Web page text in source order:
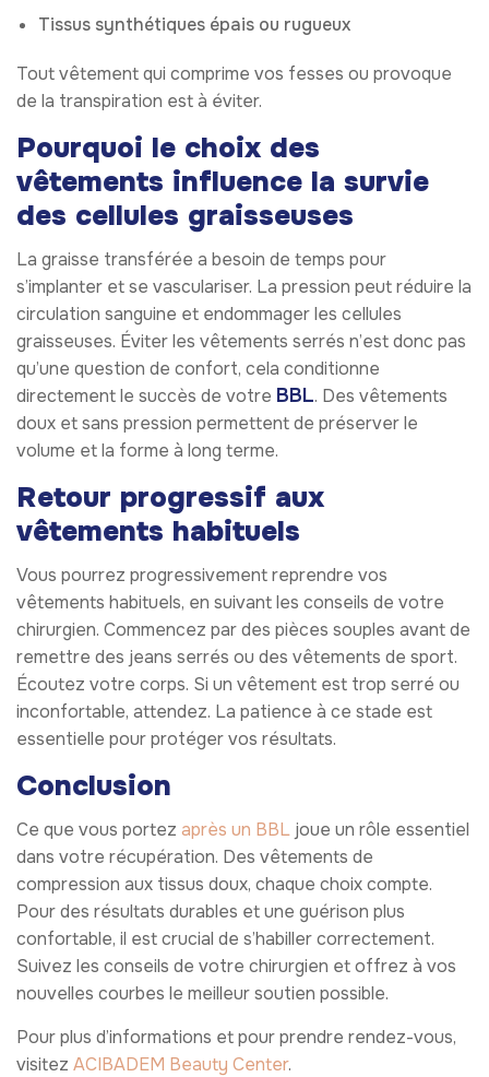
Tissus synthétiques épais ou rugueux
Tout vêtement qui comprime vos fesses ou provoque
de la transpiration est à éviter.
Pourquoi le choix des
vêtements influence la survie
des cellules graisseuses
La graisse transférée a besoin de temps pour
s’implanter et se vasculariser. La pression peut réduire la
circulation sanguine et endommager les cellules
graisseuses. Éviter les vêtements serrés n’est donc pas
qu’une question de confort, cela conditionne
directement le succès de votre BBL. Des vêtements
doux et sans pression permettent de préserver le
volume et la forme à long terme.
Retour progressif aux
vêtements habituels
Vous pourrez progressivement reprendre vos
vêtements habituels, en suivant les conseils de votre
chirurgien. Commencez par des pièces souples avant de
remettre des jeans serrés ou des vêtements de sport.
Écoutez votre corps. Si un vêtement est trop serré ou
inconfortable, attendez. La patience à ce stade est
essentielle pour protéger vos résultats.
Conclusion
Ce que vous portez après un BBL joue un rôle essentiel
dans votre récupération. Des vêtements de
compression aux tissus doux, chaque choix compte.
Pour des résultats durables et une guérison plus
confortable, il est crucial de s’habiller correctement.
Suivez les conseils de votre chirurgien et offrez à vos
nouvelles courbes le meilleur soutien possible.
Pour plus d’informations et pour prendre rendez-vous,
visitez ACIBADEM Beauty Center.